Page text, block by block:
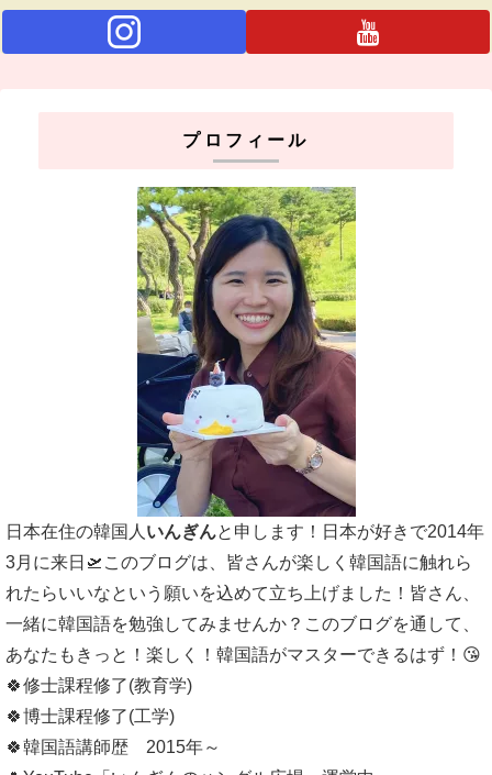
プロフィール
日本在住の韓国人 いんぎんと申します！日本が好きで2014年
3月に来日🛫このブログは、皆さんが楽しく韓国語に触れら
れたらいいなという願いを込めて立ち上げました！皆さん、
一緒に韓国語を勉強してみませんか？このブログを通して、
あなたもきっと！楽しく！韓国語がマスターできるはず！😘
🍀修士課程修了(教育学)
🍀博士課程修了(工学)
🍀韓国語講師歴 2015年～